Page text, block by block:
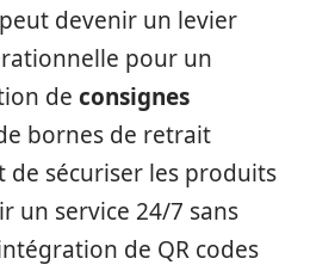
devenir un levier
pour un
de consignes
bornes de retrait
sécuriser les produits
un service 24/7 sans
de QR codes